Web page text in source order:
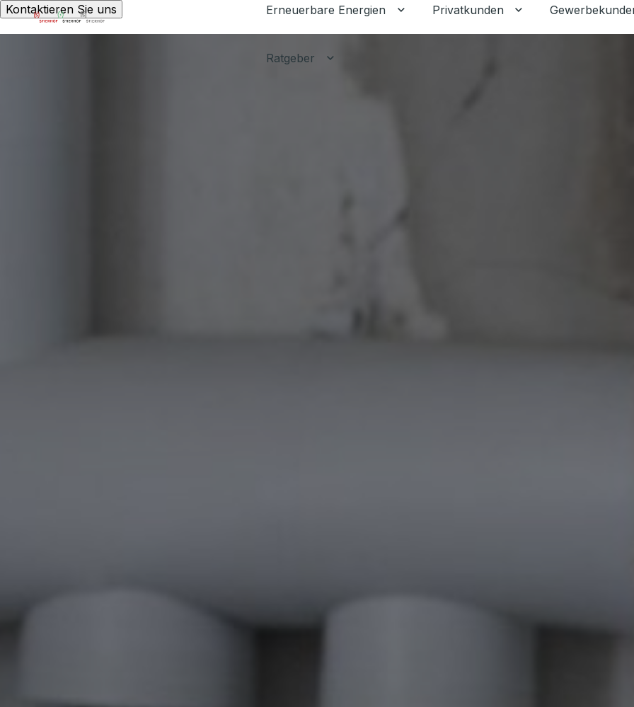
Kontaktieren Sie uns Erneuerbare Energien Untermenü für Erneuerbare Energien
Privatkunden Untermenü für
Ratgeber Untermenü für Ratgeber umschalten